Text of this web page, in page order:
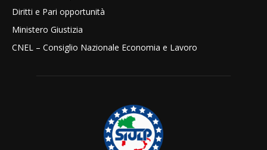
Diritti e Pari opportunità
Ministero Giustizia
CNEL – Consiglio Nazionale Economia e Lavoro